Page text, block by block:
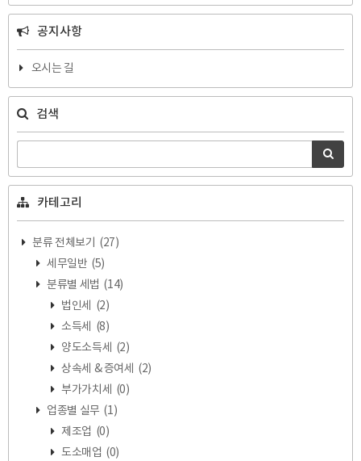
공지사항
오시는 길
검색
카테고리
분류 전체보기
(27)
세무일반 (5)
분류별 세법 (14)
법인세
(2)
소득세
(8)
양도소득세
(2)
상속세 & 증여세
(2)
부가가치세
(0)
업종별 실무 (1)
제조업 (0)
도소매업 (0)